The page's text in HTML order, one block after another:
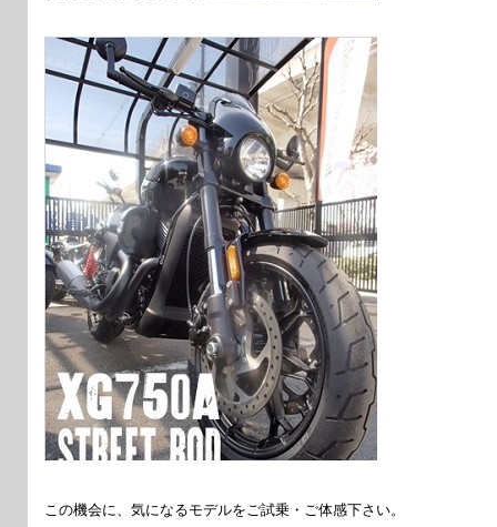
この機会に、気になるモデルをご試乗・ご体感下さい。